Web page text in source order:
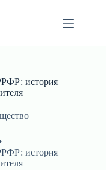
история
история